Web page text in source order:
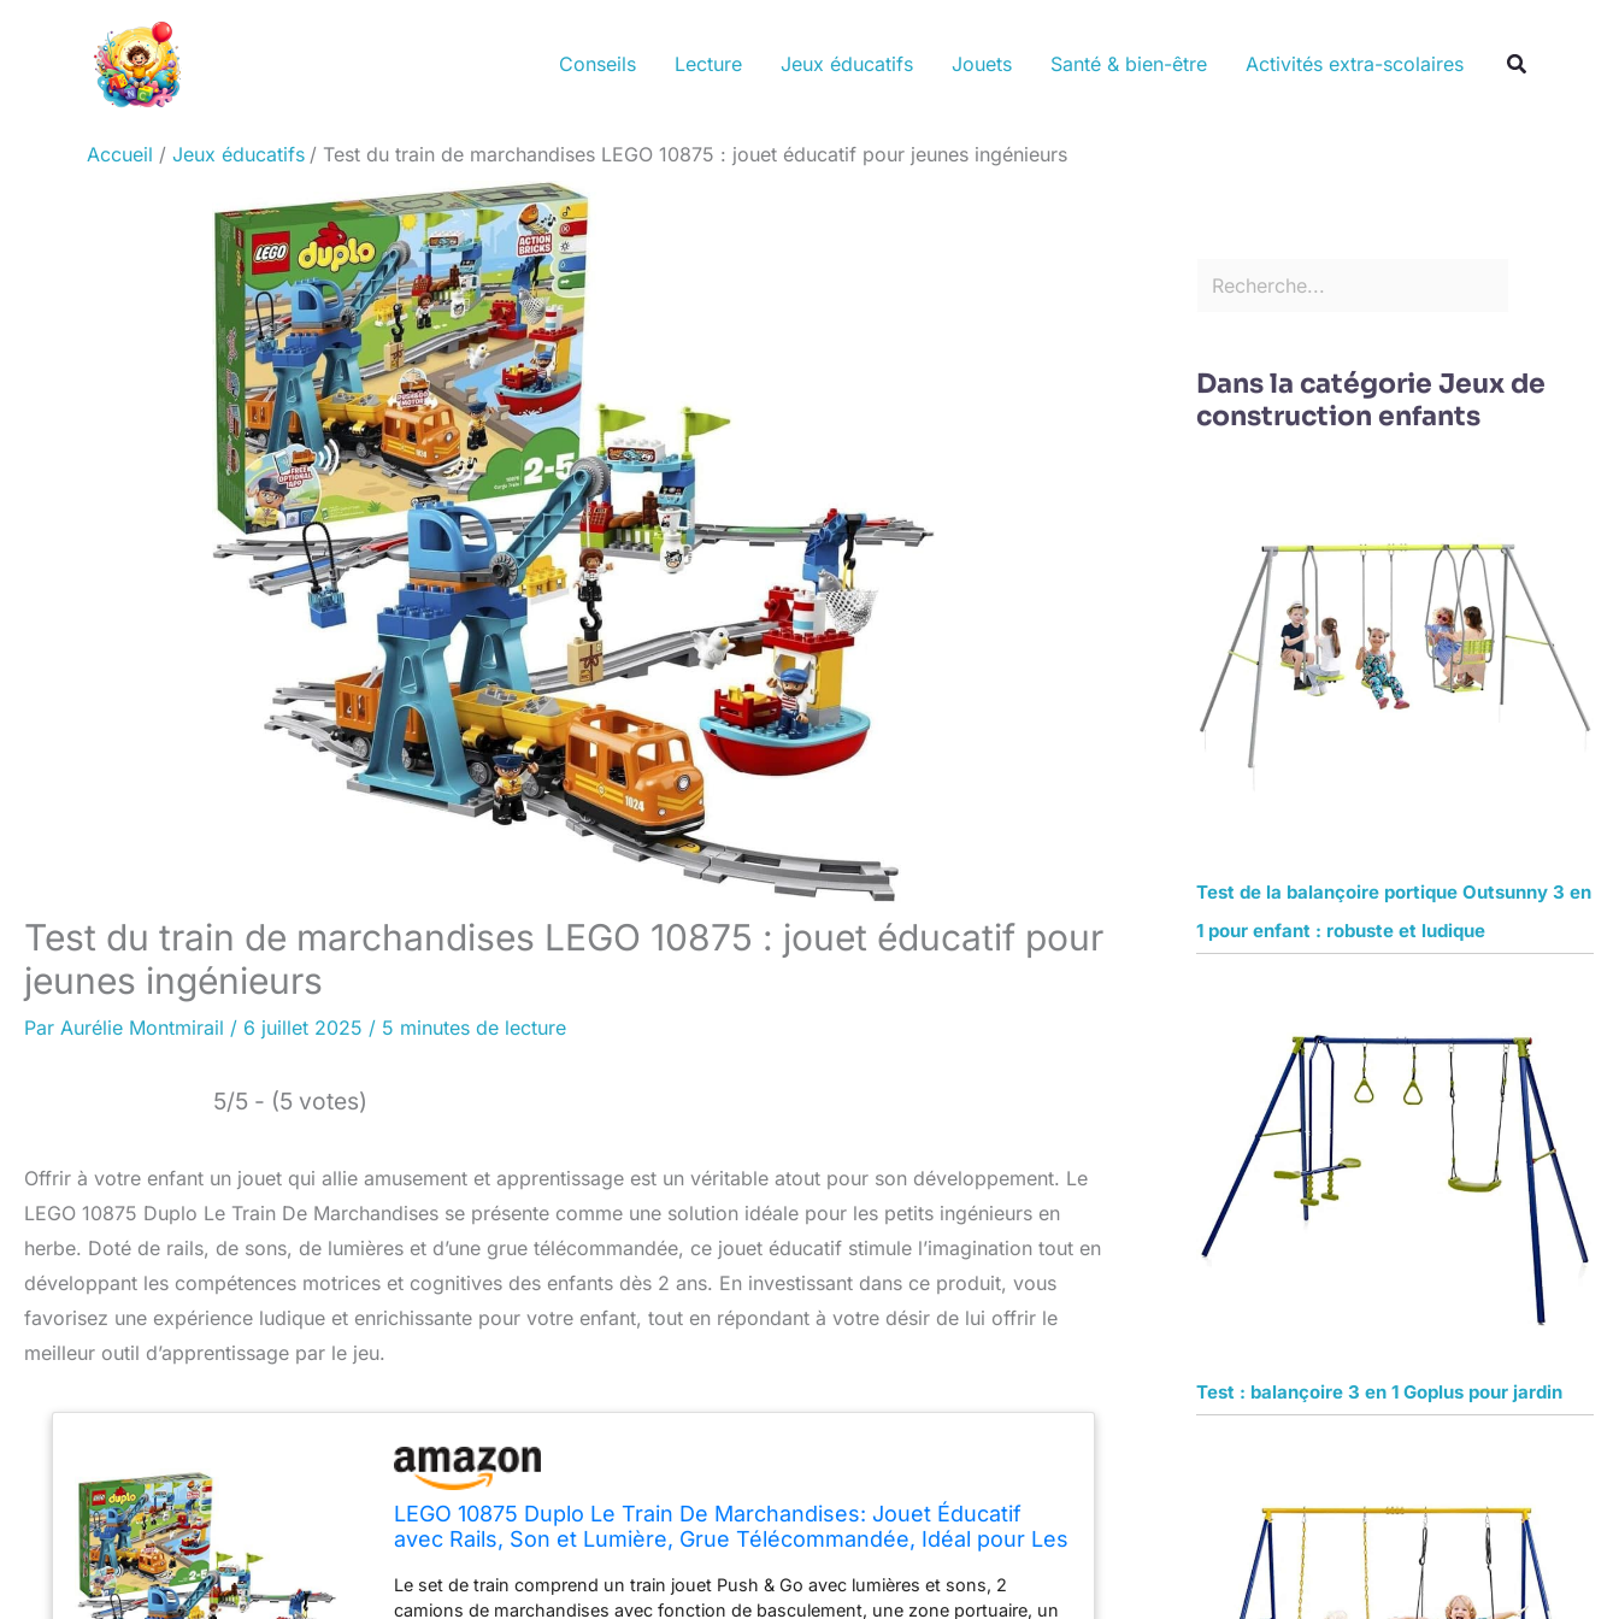
Conseils Lecture Jeux éducatifs Jouets Santé & bien-être Activités extra-scolaires
Accueil Jeux éducatifs Test du train de marchandises LEGO 10875 : jouet éducatif pour jeunes ingénieurs
Test du train de marchandises LEGO 10875 : jouet éducatif pour
jeunes ingénieurs
Par Aurélie Montmirail / 6 juillet 2025 / 5 minutes de lecture
5/5 - (5 votes)
Offrir à votre enfant un jouet qui allie amusement et apprentissage est un véritable atout pour son développement. Le
LEGO 10875 Duplo Le Train De Marchandises se présente comme une solution idéale pour les petits ingénieurs en
herbe. Doté de rails, de sons, de lumières et d’une grue télécommandée, ce jouet éducatif stimule l’imagination tout en
développant les compétences motrices et cognitives des enfants dès 2 ans. En investissant dans ce produit, vous
favorisez une expérience ludique et enrichissante pour votre enfant, tout en répondant à votre désir de lui offrir le
meilleur outil d’apprentissage par le jeu.
LEGO 10875 Duplo Le Train De Marchandises: Jouet Éducatif
avec Rails, Son et Lumière, Grue Télécommandée, Idéal pour Les
Le set de train comprend un train jouet Push & Go avec lumières et sons, 2
camions de marchandises avec fonction de basculement, une zone portuaire, un
Dans la catégorie Jeux de
construction enfants
Test de la balançoire portique Outsunny 3 en
1 pour enfant : robuste et ludique
Test : balançoire 3 en 1 Goplus pour jardin